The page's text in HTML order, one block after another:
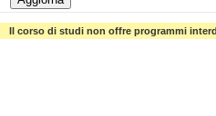
Il corso di studi non offre programmi